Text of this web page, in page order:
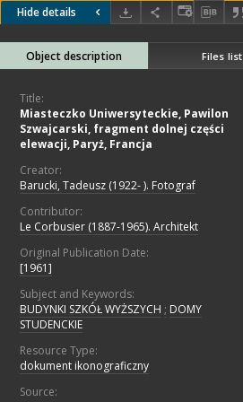
Hide details
Object description Files list
Title:
Miasteczko Uniwersyteckie, Pawilon
Szwajcarski, fragment dolnej części
elewacji, Paryż, Francja
Creator:
Barucki, Tadeusz (1922- ). Fotograf
Contributor:
Le Corbusier (1887-1965). Architekt
Original Publication Date:
[1961]
Subject and Keywords:
BUDYNKI SZKÓŁ WYŻSZYCH ; DOMY
STUDENCKIE
Resource Type:
dokument ikonograficzny
Source: